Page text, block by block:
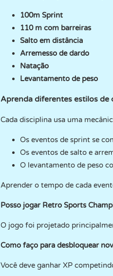
100m Sprint
110 m com barreiras
Salto em distância
Arremesso de dardo
Natação
Levantamento de peso
Aprenda diferentes estilos de
Cada disciplina usa uma
Os eventos de sprint se
Os eventos de salto e
O levantamento de peso
Aprender o tempo de cada
Posso jogar Retro Sports
O jogo foi projetado
Como faço para desbloquear
Você deve ganhar XP